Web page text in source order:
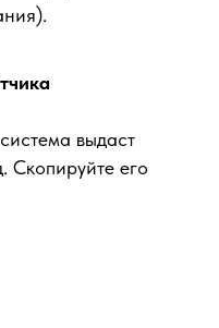
выдаст
Скопируйте его